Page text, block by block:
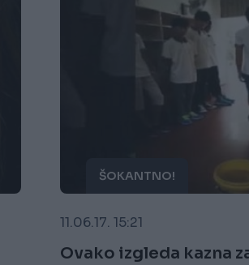
ŠOKANTNO!
11.06.17. 15:21
Ovako izgleda kazna